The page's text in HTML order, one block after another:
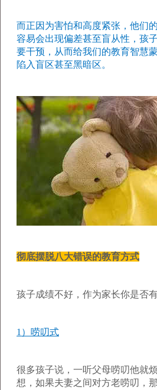
而正因为害怕和高度紧张，他们
容易会出现偏差甚至盲从性，孩
要干预，从而给我们的教育智慧
陷入盲区甚至黑暗区。
彻底摆脱八大错误的教育方式
孩子成绩不好，作为家长你是否
1）唠叨式
很多孩子说，一听父母唠叨他就
想，如果夫妻之间对方老唠叨，